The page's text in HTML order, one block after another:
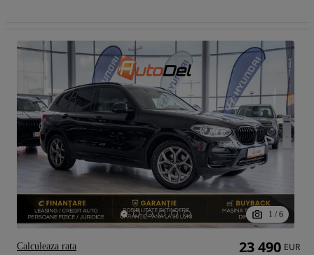
1 / 6
23 490 EUR
Calculeaza rata